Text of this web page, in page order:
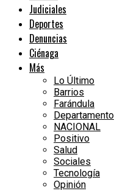
Judiciales
Deportes
Denuncias
Ciénaga
Más
Lo Último
Barrios
Farándula
Departamento
NACIONAL
Positivo
Salud
Sociales
Tecnología
Opinión